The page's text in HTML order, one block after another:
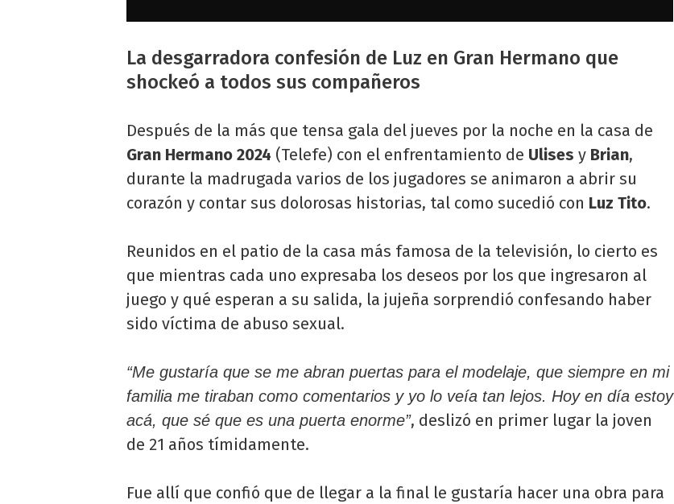
La desgarradora confesión de Luz en Gran Hermano que
shockeó a todos sus compañeros
Después de la más que tensa gala del jueves por la noche en la casa de
Gran Hermano 2024 (Telefe) con el enfrentamiento de Ulises y Brian,
durante la madrugada varios de los jugadores se animaron a abrir su
corazón y contar sus dolorosas historias, tal como sucedió con Luz Tito.
Reunidos en el patio de la casa más famosa de la televisión, lo cierto es
que mientras cada uno expresaba los deseos por los que ingresaron al
juego y qué esperan a su salida, la jujeña sorprendió confesando haber
sido víctima de abuso sexual.
“Me gustaría que se me abran puertas para el modelaje, que siempre en mi
familia me tiraban como comentarios y yo lo veía tan lejos. Hoy en día estoy
acá, que sé que es una puerta enorme”, deslizó en primer lugar la joven
de 21 años tímidamente.
Fue allí que confió que de llegar a la final le gustaría hacer una obra para